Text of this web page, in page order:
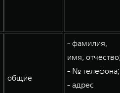
общие
- фамилия,
имя,
- № телефона;
- адрес